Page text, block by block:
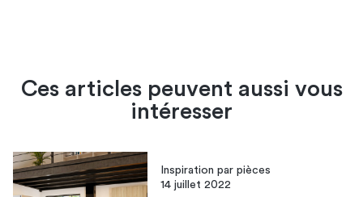
Ces articles peuvent aussi vous
intéresser
Inspiration par pièces
14 juillet 2022